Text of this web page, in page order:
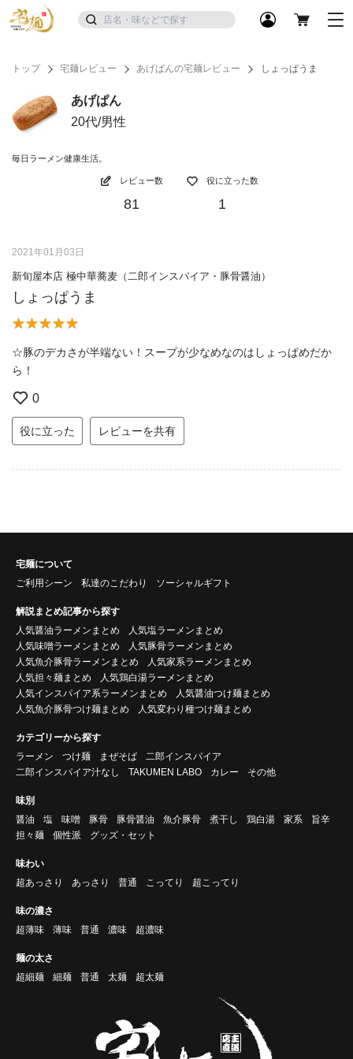
トップ 宅麺レビュー あげぱんの宅麺レビュー しょっぱうま
あげぱん
20代/男性
毎日ラーメン健康生活。
レビュー数
81
役に立った数
1
2021年01月03日
新旬屋本店 極中華蕎麦（二郎インスパイア・豚骨醤油）
しょっぱうま
☆豚のデカさが半端ない！スープが少なめなのはしょっぱめだか
ら！
0
役に立った レビューを共有
宅麺について
ご利用シーン
私達のこだわり ソーシャルギフト
解説まとめ記事から探す
人気醤油ラーメンまとめ
人気塩ラーメンまとめ
人気味噌ラーメンまとめ
人気豚骨ラーメンまとめ
人気魚介豚骨ラーメンまとめ
人気家系ラーメンまとめ
人気担々麺まとめ
人気鶏白湯ラーメンまとめ
人気インスパイア系ラーメンまとめ
人気醤油つけ麺まとめ
人気魚介豚骨つけ麺まとめ
人気変わり種つけ麺まとめ
カテゴリーから探す
ラーメン
つけ麺 まぜそば
二郎インスパイア
二郎インスパイア汁なし
TAKUMEN LABO カレー その他
味別
醤油
塩 味噌 豚骨 豚骨醤油 魚介豚骨 煮干し 鶏白湯 家系
旨辛
担々麺
個性派 グッズ・セット
味わい
超あっさり
あっさり 普通 こってり 超こってり
味の濃さ
超薄味
薄味 普通 濃味 超濃味
麺の太さ
超細麺
細麺 普通 太麺 超太麺